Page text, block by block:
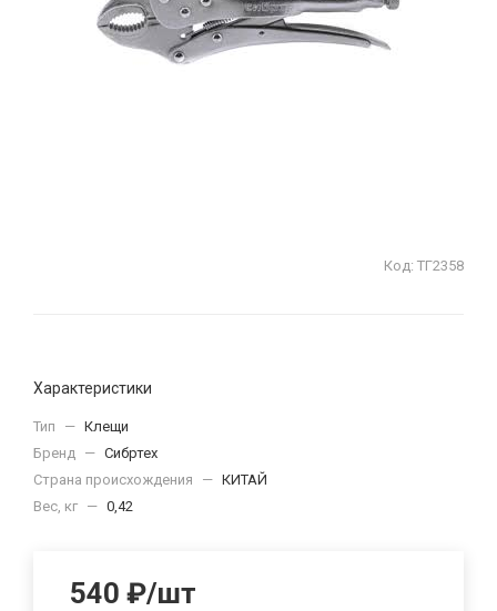
Код: ТГ2358
Характеристики
Тип — Клещи
Бренд — Сибртех
Страна происхождения
— КИТАЙ
Вес, кг — 0,42
540 ₽/шт